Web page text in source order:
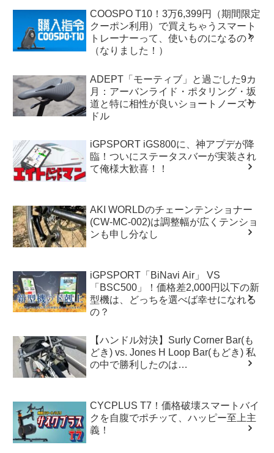
COOSPO T10！3万6,399円（期間限定
クーポン利用）で買えちゃうスマート
トレーナーって、使いものになるの？
（なりました！）
ADEPT「モーティブ」と過ごした9カ
月：アーバンライド・ポタリング・坂
道と特に相性が良いショートノーズサ
ドル
iGPSPORT iGS800に、神アプデが降
臨！ついにステータスバーが実装され
て俺様大歓喜！！
AKI WORLDのチェーンテンショナー
(CW-MC-002)は調整幅が広くテンショ
ンも申し分なし
iGPSPORT「BiNavi Air」 VS
「BSC500」！価格差2,000円以下の新
型機は、どっちを選べば幸せになれる
の？
【ハンドル対決】Surly Corner Bar(も
どき) vs. Jones H Loop Bar(もどき) 私
の中で勝利したのは…
CYCPLUS T7！価格破壊スマートバイ
クを自腹でポチッて、ハッピー至上主
義！